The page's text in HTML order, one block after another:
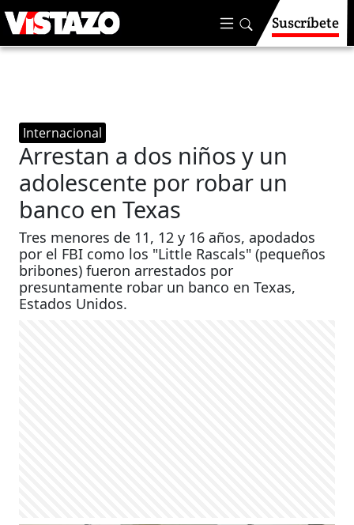
Suscríbete
Internacional
Arrestan a dos niños y un
adolescente por robar un
banco en Texas
Tres menores de 11, 12 y 16 años, apodados
por el FBI como los "Little Rascals" (pequeños
bribones) fueron arrestados por
presuntamente robar un banco en Texas,
Estados Unidos.